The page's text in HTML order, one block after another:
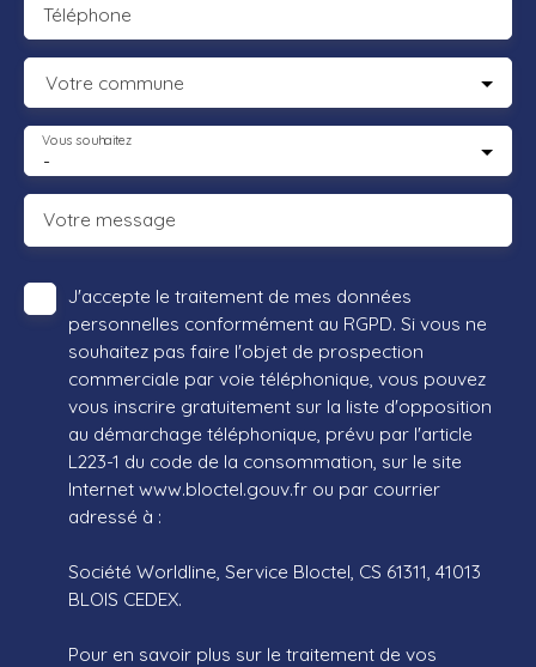
Téléphone
Votre commune
-
Vous souhaitez
Votre message
J'accepte le traitement de mes données
personnelles conformément au RGPD. Si vous ne
souhaitez pas faire l'objet de prospection
commerciale par voie téléphonique, vous pouvez
vous inscrire gratuitement sur la liste d'opposition
au démarchage téléphonique, prévu par l'article
L223-1 du code de la consommation, sur le site
Internet www.bloctel.gouv.fr ou par courrier
adressé à :
Société Worldline, Service Bloctel, CS 61311, 41013
BLOIS CEDEX.
Pour en savoir plus sur le traitement de vos